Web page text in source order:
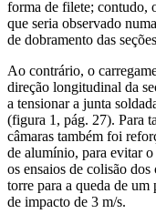
forma de filete; contudo,
que seria observado
de dobramento das
Ao contrário, o
direção longitudinal da
a tensionar a junta
(figura 1, pág. 27). Para
câmaras também foi
de alumínio, para evitar
os ensaios de colisão
torre para a queda de
de impacto de 3 m/s.